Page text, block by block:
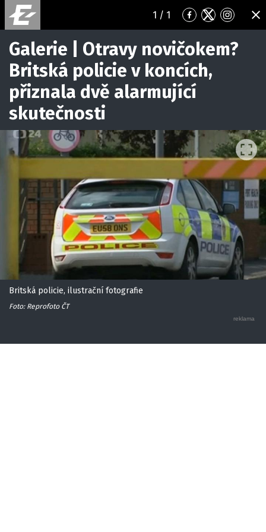
1 / 1
Přejít
na
Facebook
Přejít
na
Twitter
Přejít
na
Galerie | Otravy novičokem?
Britská policie v koncích,
přiznala dvě alarmující
skutečnosti
Britská policie, ilustrační fotografie
Foto: Reprofoto ČT